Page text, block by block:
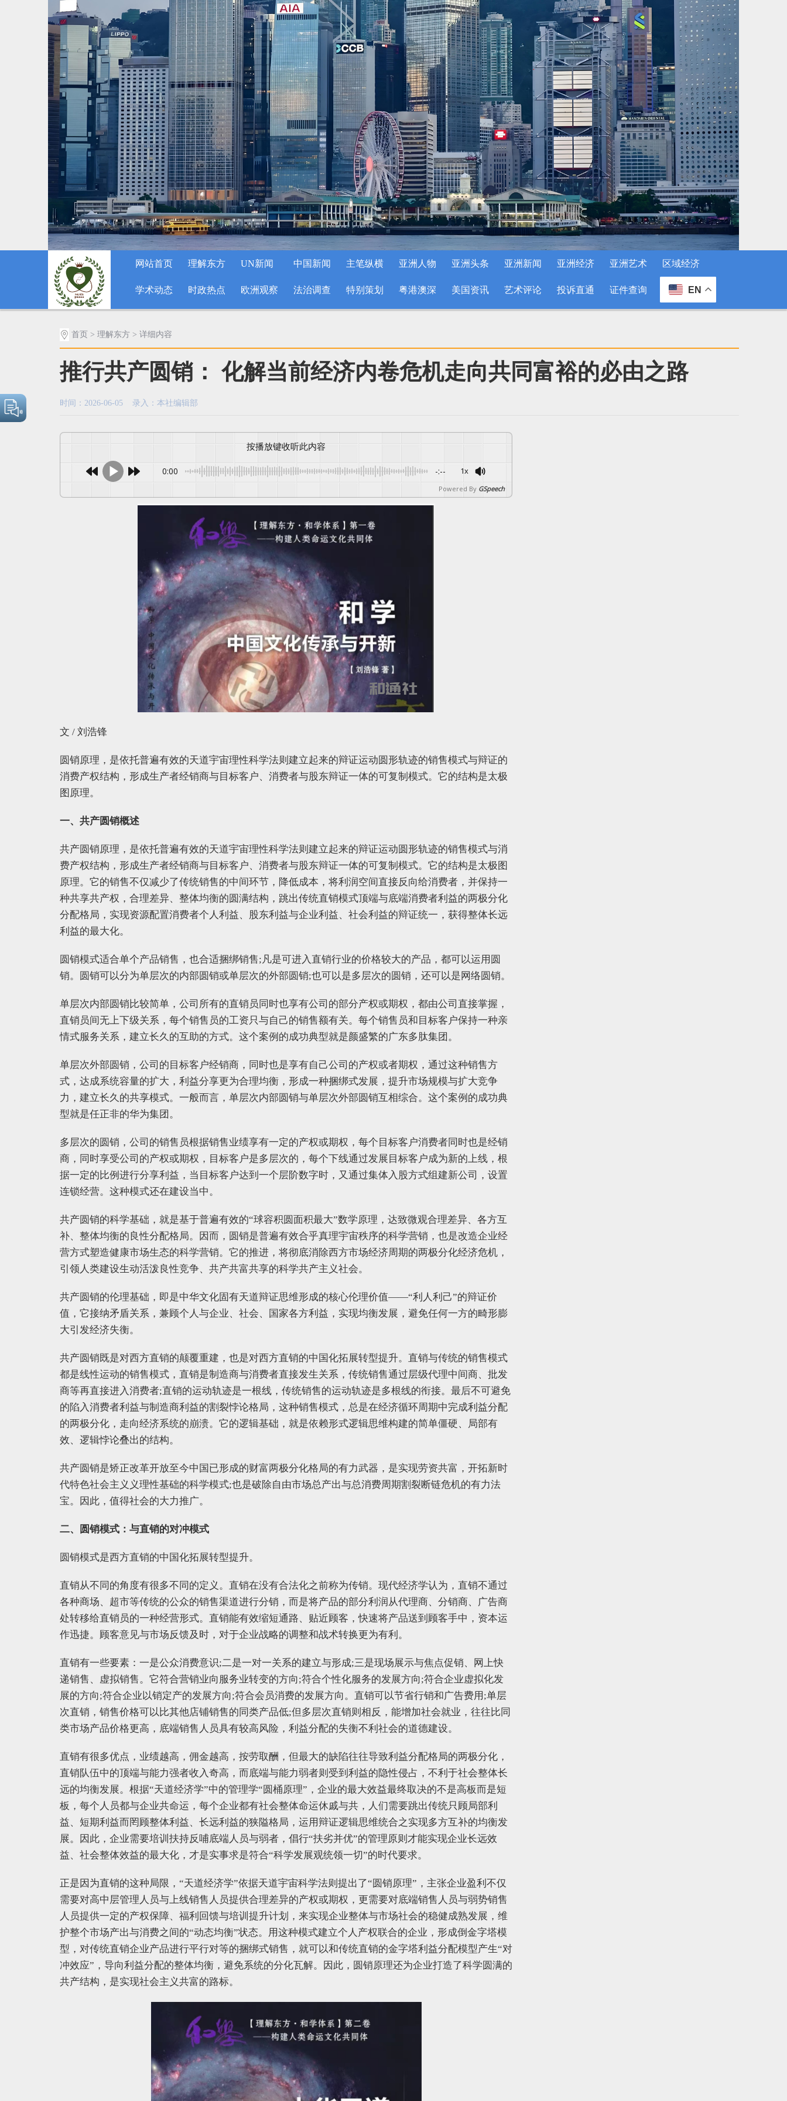
网站首页 理解东方 UN新闻 中国新闻 主笔纵横 亚洲人物 亚洲头条 亚洲新闻 亚洲经济 亚洲艺术 区域经济
学术动态 时政热点 欧洲观察 法治调查 特别策划 粤港澳深 美国资讯 艺术评论 投诉直通 证件查询 EN
首页 > 理解东方 > 详细内容
推行共产圆销： 化解当前经济内卷危机走向共同富裕的必由之路
时间：2026-06-05 录入：本社编辑部
按播放键收听此内容
0:00 -:-- 1x
Powered By GSpeech
文 / 刘浩锋
圆销原理，是依托普遍有效的天道宇宙理性科学法则建立起来的辩证运动圆形轨迹的销售模式与辩证的
消费产权结构，形成生产者经销商与目标客户、消费者与股东辩证一体的可复制模式。它的结构是太极
图原理。
一、共产圆销概述
共产圆销原理，是依托普遍有效的天道宇宙理性科学法则建立起来的辩证运动圆形轨迹的销售模式与消
费产权结构，形成生产者经销商与目标客户、消费者与股东辩证一体的可复制模式。它的结构是太极图
原理。它的销售不仅减少了传统销售的中间环节，降低成本，将利润空间直接反向给消费者，并保持一
种共享共产权，合理差异、整体均衡的圆满结构，跳出传统直销模式顶端与底端消费者利益的两极分化
分配格局，实现资源配置消费者个人利益、股东利益与企业利益、社会利益的辩证统一，获得整体长远
利益的最大化。
圆销模式适合单个产品销售，也合适捆绑销售;凡是可进入直销行业的价格较大的产品，都可以运用圆
销。圆销可以分为单层次的内部圆销或单层次的外部圆销;也可以是多层次的圆销，还可以是网络圆销。
单层次内部圆销比较简单，公司所有的直销员同时也享有公司的部分产权或期权，都由公司直接掌握，
直销员间无上下级关系，每个销售员的工资只与自己的销售额有关。每个销售员和目标客户保持一种亲
情式服务关系，建立长久的互助的方式。这个案例的成功典型就是颜盛繁的广东多肽集团。
单层次外部圆销，公司的目标客户经销商，同时也是享有自己公司的产权或者期权，通过这种销售方
式，达成系统容量的扩大，利益分享更为合理均衡，形成一种捆绑式发展，提升市场规模与扩大竞争
力，建立长久的共享模式。一般而言，单层次内部圆销与单层次外部圆销互相综合。这个案例的成功典
型就是任正非的华为集团。
多层次的圆销，公司的销售员根据销售业绩享有一定的产权或期权，每个目标客户消费者同时也是经销
商，同时享受公司的产权或期权，目标客户是多层次的，每个下线通过发展目标客户成为新的上线，根
据一定的比例进行分享利益，当目标客户达到一个层阶数字时，又通过集体入股方式组建新公司，设置
连锁经营。这种模式还在建设当中。
共产圆销的科学基础，就是基于普遍有效的“球容积圆面积最大”数学原理，达致微观合理差异、各方互
补、整体均衡的良性分配格局。因而，圆销是普遍有效合乎真理宇宙秩序的科学营销，也是改造企业经
营方式塑造健康市场生态的科学营销。它的推进，将彻底消除西方市场经济周期的两极分化经济危机，
引领人类建设生动活泼良性竞争、共产共富共享的科学共产主义社会。
共产圆销的伦理基础，即是中华文化固有天道辩证思维形成的核心伦理价值——“利人利己”的辩证价
值，它接纳矛盾关系，兼顾个人与企业、社会、国家各方利益，实现均衡发展，避免任何一方的畸形膨
大引发经济失衡。
共产圆销既是对西方直销的颠覆重建，也是对西方直销的中国化拓展转型提升。直销与传统的销售模式
都是线性运动的销售模式，直销是制造商与消费者直接发生关系，传统销售通过层级代理中间商、批发
商等再直接进入消费者;直销的运动轨迹是一根线，传统销售的运动轨迹是多根线的衔接。最后不可避免
的陷入消费者利益与制造商利益的割裂悖论格局，这种销售模式，总是在经济循环周期中完成利益分配
的两极分化，走向经济系统的崩溃。它的逻辑基础，就是依赖形式逻辑思维构建的简单僵硬、局部有
效、逻辑悖论叠出的结构。
共产圆销是矫正改革开放至今中国已形成的财富两极分化格局的有力武器，是实现劳资共富，开拓新时
代特色社会主义义理性基础的科学模式;也是破除自由市场总产出与总消费周期割裂断链危机的有力法
宝。因此，值得社会的大力推广。
二、圆销模式：与直销的对冲模式
圆销模式是西方直销的中国化拓展转型提升。
直销从不同的角度有很多不同的定义。直销在没有合法化之前称为传销。现代经济学认为，直销不通过
各种商场、超市等传统的公众的销售渠道进行分销，而是将产品的部分利润从代理商、分销商、广告商
处转移给直销员的一种经营形式。直销能有效缩短通路、贴近顾客，快速将产品送到顾客手中，资本运
作迅捷。顾客意见与市场反馈及时，对于企业战略的调整和战术转换更为有利。
直销有一些要素：一是公众消费意识;二是一对一关系的建立与形成;三是现场展示与焦点促销、网上快
递销售、虚拟销售。它符合营销业向服务业转变的方向;符合个性化服务的发展方向;符合企业虚拟化发
展的方向;符合企业以销定产的发展方向;符合会员消费的发展方向。直销可以节省行销和广告费用;单层
次直销，销售价格可以比其他店铺销售的同类产品低;但多层次直销则相反，能增加社会就业，往往比同
类市场产品价格更高，底端销售人员具有较高风险，利益分配的失衡不利社会的道德建设。
直销有很多优点，业绩越高，佣金越高，按劳取酬，但最大的缺陷往往导致利益分配格局的两极分化，
直销队伍中的顶端与能力强者收入奇高，而底端与能力弱者则受到利益的隐性侵占，不利于社会整体长
远的均衡发展。根据“天道经济学”中的管理学“圆桶原理”，企业的最大效益最终取决的不是高板而是短
板，每个人员都与企业共命运，每个企业都有社会整体命运休戚与共，人们需要跳出传统只顾局部利
益、短期利益而罔顾整体利益、长远利益的狭隘格局，运用辩证逻辑思维统合之实现多方互补的均衡发
展。因此，企业需要培训扶持反哺底端人员与弱者，倡行“扶劣并优”的管理原则才能实现企业长远效
益、社会整体效益的最大化，才是实事求是符合“科学发展观统领一切”的时代要求。
正是因为直销的这种局限，“天道经济学”依据天道宇宙科学法则提出了“圆销原理”，主张企业盈利不仅
需要对高中层管理人员与上线销售人员提供合理差异的产权或期权，更需要对底端销售人员与弱势销售
人员提供一定的产权保障、福利回馈与培训提升计划，来实现企业整体与市场社会的稳健成熟发展，维
护整个市场产出与消费之间的“动态均衡”状态。用这种模式建立个人产权联合的企业，形成倒金字塔模
型，对传统直销企业产品进行平行对等的捆绑式销售，就可以和传统直销的金字塔利益分配模型产生“对
冲效应”，导向利益分配的整体均衡，避免系统的分化瓦解。因此，圆销原理还为企业打造了科学圆满的
共产结构，是实现社会主义共富的路标。